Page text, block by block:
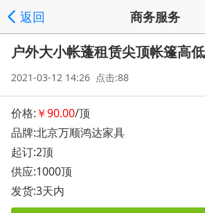
返回 商务服务
户外大小帐蓬租赁尖顶帐篷高
2021-03-12 14:26 点击:88
价格: ￥90.00/顶
品牌:北京万顺鸿达家具
起订:2顶
供应:1000顶
发货:3天内